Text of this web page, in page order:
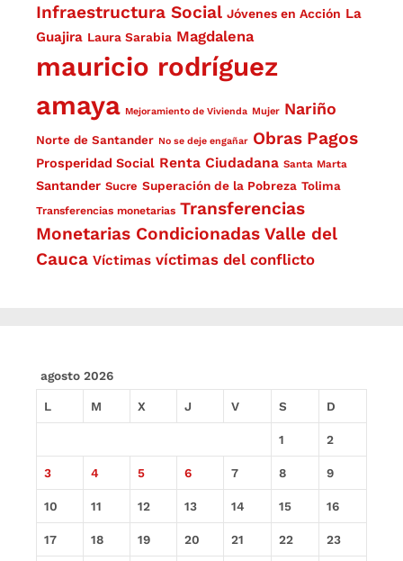
Infraestructura Social Jóvenes en Acción La
Guajira Laura Sarabia Magdalena
mauricio rodríguez
amaya Mejoramiento de Vivienda Mujer Nariño
Norte de Santander No se deje engañar Obras Pagos
Prosperidad Social Renta Ciudadana Santa Marta
Santander Sucre Superación de la Pobreza Tolima
Transferencias monetarias Transferencias
Monetarias Condicionadas Valle del
Cauca Víctimas víctimas del conflicto
agosto 2026
L M X J V S D
1 2
3 4 5 6 7 8 9
10 11 12 13 14 15 16
17 18 19 20 21 22 23